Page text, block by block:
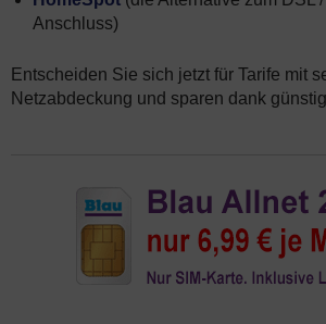
Anschluss)
Entscheiden Sie sich jetzt für Tarife mit
Netzabdeckung und sparen dank